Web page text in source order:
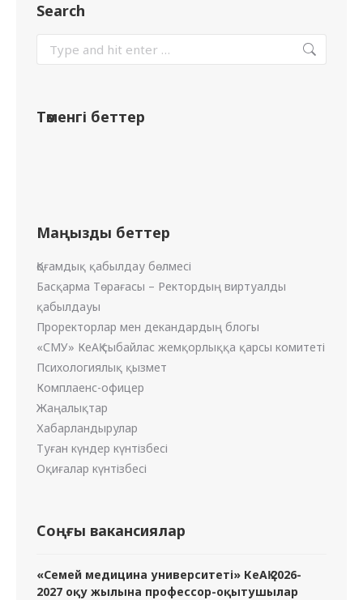
Search
Төменгі беттер
Маңызды беттер
Қоғамдық қабылдау бөлмесі
Басқарма Төрағасы – Ректордың виртуалды
қабылдауы
Проректорлар мен декандардың блогы
«СМУ» КеАҚ сыбайлас жемқорлыққа қарсы комитеті
Психологиялық қызмет
Комплаенс-офицер
Жаңалықтар
Хабарландырулар
Туған күндер күнтізбесі
Оқиғалар күнтізбесі
Соңғы вакансиялар
«Семей медицина университеті» КеАҚ 2026-
2027 оқу жылына профессор-оқытушылар